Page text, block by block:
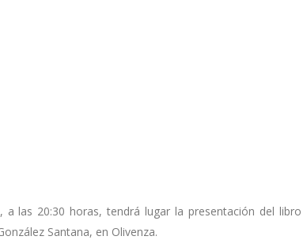
a las 20:30 horas, tendrá lugar la presentación del libro
Santana, en Olivenza.